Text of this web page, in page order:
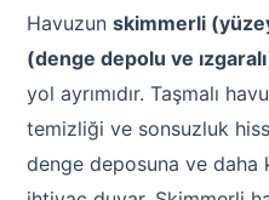
Havuzun skimmerli
(denge depolu ve
yol ayrımıdır. Taşmalı
temizliği ve sonsuzluk
denge deposuna ve daha